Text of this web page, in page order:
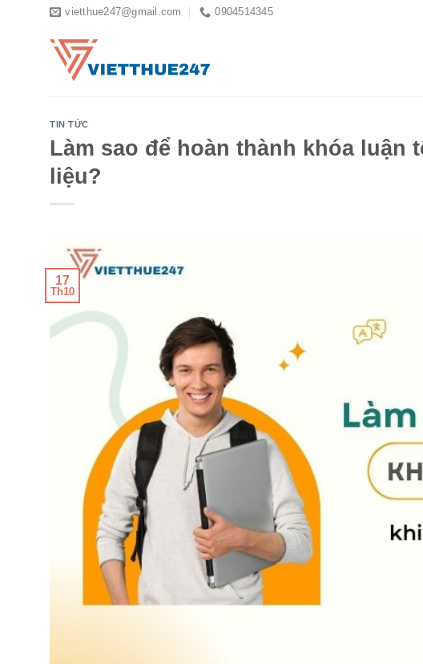
vietthue247@gmail.com 0904514345
TIN TỨC
Làm sao để hoàn thành khóa luận
liệu?
17
Th10